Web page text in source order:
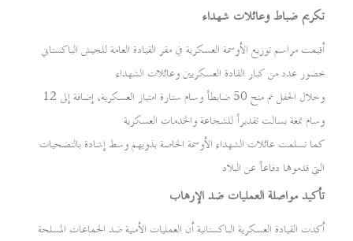
تكريم ضباط وعائلات شهداء
أقيمت مراسم توزيع الأوسمة العسكرية في مقر القيادة العامة للجيش الباكستاني
بحضور عدد من كبار القادة العسكريين وعائلات الشهداء
وخلال الحفل تم منح 50 ضابطاً وسام ستارة امتياز العسكرية، إضافة إلى 12
وسام تمغة بسالت تقديراً للشجاعة والخدمات العسكرية
كما تسلمت عائلات الشهداء الأوسمة الخاصة بذويهم وسط إشادة بالتضحيات
التي قدموها دفاعاً عن البلاد
تأكيد مواصلة العمليات ضد الإرهاب
أكدت القيادة العسكرية الباكستانية أن العمليات الأمنية ضد الجماعات المسلحة